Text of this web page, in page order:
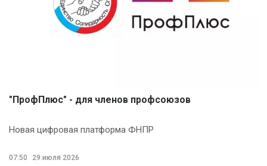
"ПрофПлюс" - для членов профсоюзов
Новая цифровая платформа ФНПР
07:50
29 июля 2026